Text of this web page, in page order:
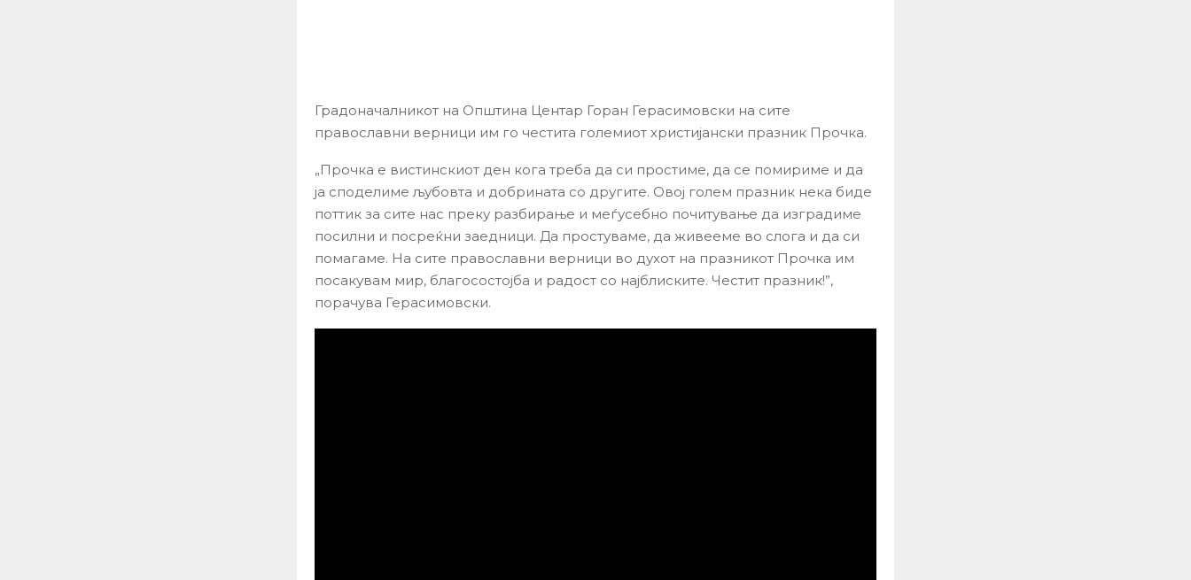
Градоначалникот на Општина Центар Горан Герасимовски на сите
православни верници им го честита големиот христијански празник Прочка.
„Прочка е вистинскиот ден кога треба да си простиме, да се помириме и да
ја споделиме љубовта и добрината со другите. Овој голем празник нека биде
поттик за сите нас преку разбирање и меѓусебно почитување да изградиме
посилни и посреќни заедници. Да простуваме, да живееме во слога и да си
помагаме. На сите православни верници во духот на празникот Прочка им
посакувам мир, благосостојба и радост со најблиските. Честит празник!”,
порачува Герасимовски.